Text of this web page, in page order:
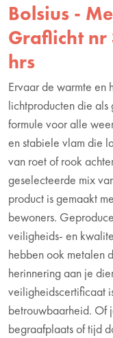
Bolsius -
Graflicht nr
hrs
Ervaar de warmte en
lichtproducten die als
formule voor alle
en stabiele vlam die
van roet of rook
geselecteerde mix
product is gemaakt
bewoners.
veiligheids- en
hebben ook metalen
herinnering aan je
veiligheidscertificaat
betrouwbaarheid. Of
begraafplaats of tijd